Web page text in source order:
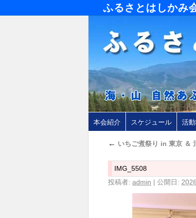
ふるさとはしかみ
本会紹介 スケジュール 活
← いちご煮祭り in 東京 ＆
IMG_5508
投稿者: admin | 公開日: